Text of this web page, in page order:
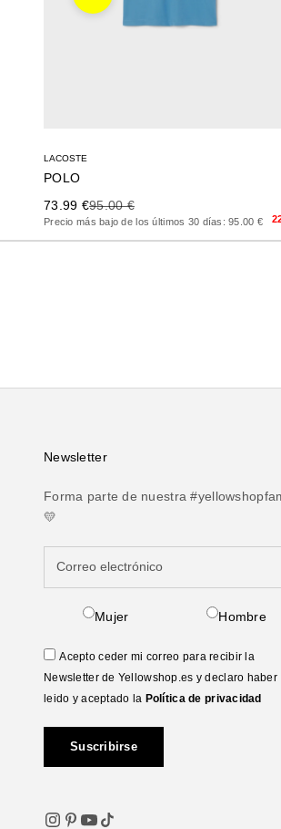
LACOSTE
POLO
Precio de oferta
73.99 €Precio anterior
95.00 €
Precio más bajo de los últimos 30 días: 95.00 €
Anterior
Newsletter
Forma parte de nuestra
💛
Mujer Hombre
Acepto ceder mi correo para recibir la
Newsletter de Yellowshop.es y declaro haber
leido y aceptado la Política de privacidad
Suscribirse